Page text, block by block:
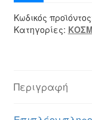
Κωδικός
Κατηγορίες:
Περιγραφή